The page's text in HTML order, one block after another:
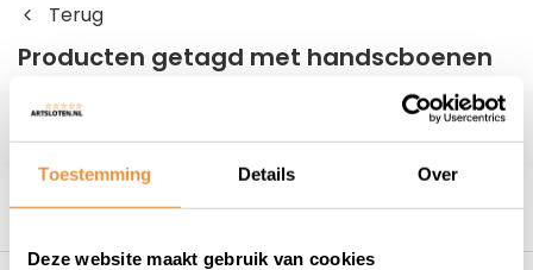
Toestemming Details Over
Deze website maakt gebruik van cookies
Terug
Producten getagd met handscboenen
Filters